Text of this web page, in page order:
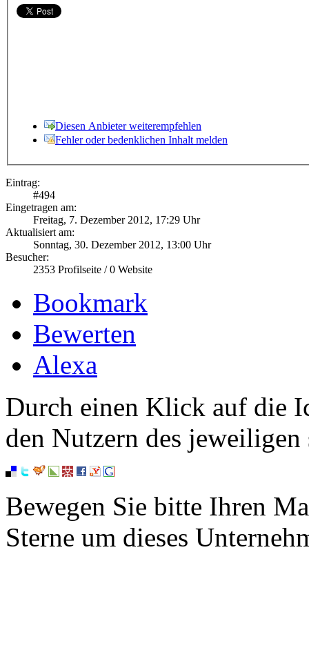
Diesen Anbieter weiterempfehlen
Fehler oder bedenklichen Inhalt melden
Eintrag:
#494
Eingetragen am:
Freitag, 7. Dezember 2012, 17:29 Uhr
Aktualisiert am:
Sonntag, 30. Dezember 2012, 13:00 Uhr
Besucher:
2353 Profilseite /0 Website
Bookmark
Bewerten
Alexa
Durch einen Klick auf die
den Nutzern des
Bewegen Sie bitte Ihren
Sterne um dieses